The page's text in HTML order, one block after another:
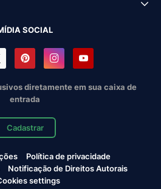
SOCIAL
diretamente em sua caixa de
entrada
Cadastrar
Política de privacidade
Notificação de Direitos Autorais
settings